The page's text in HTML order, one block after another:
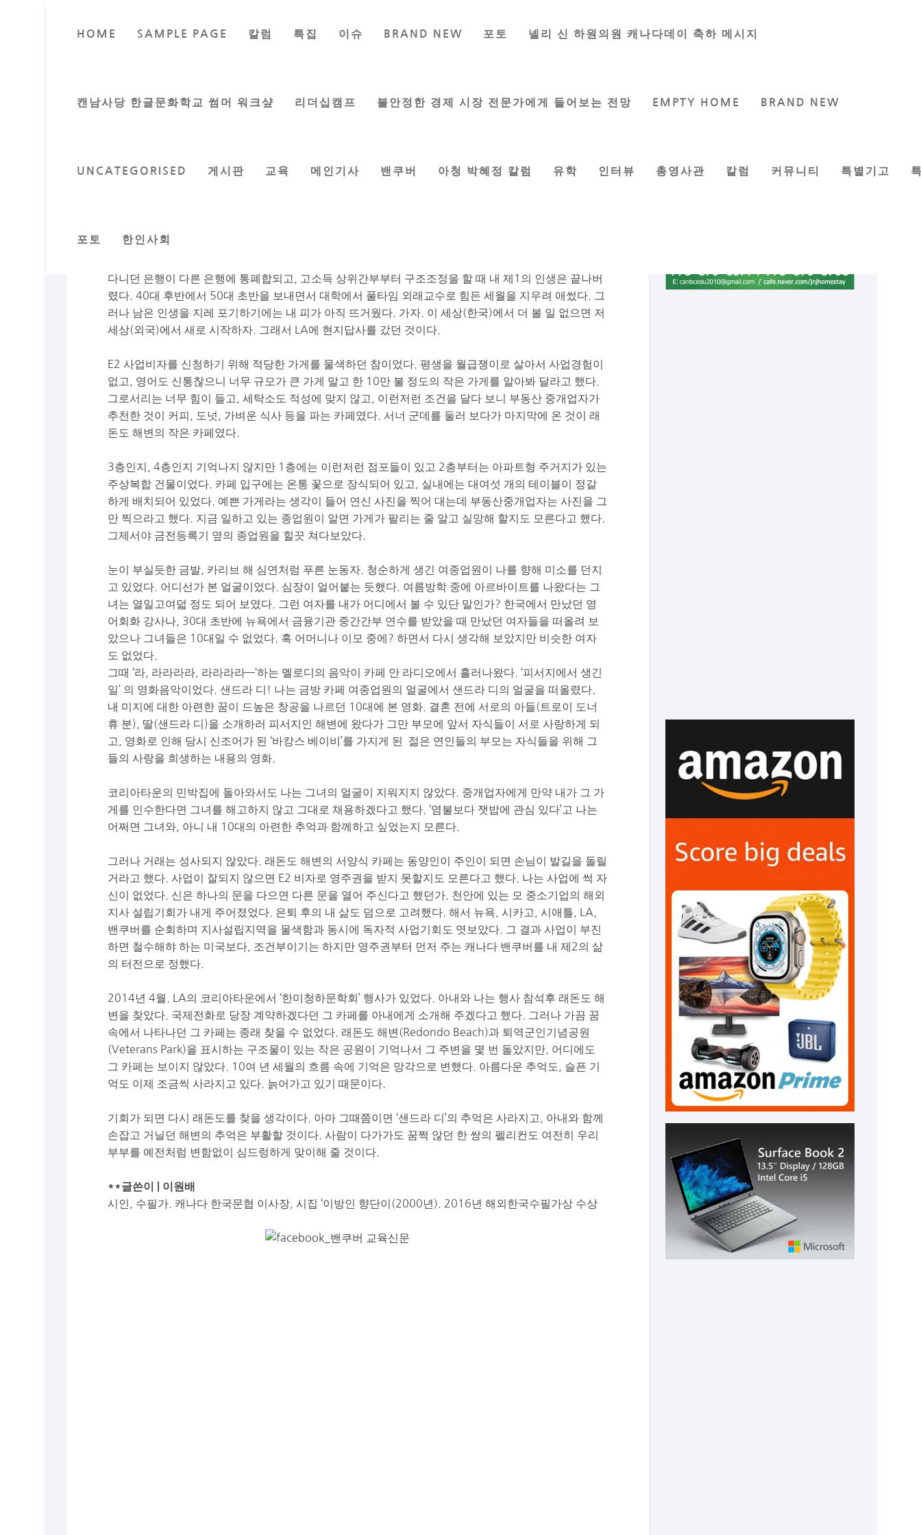
HOME SAMPLE PAGE 칼럼 특집 이슈 BRAND NEW 포토 넬리 신 하원의원 캐나다데이 축하 메시지
캔남사당 한글문화학교 썸머 워크샾 리더십캠프 불안정한 경제 시장 전문가에게 들어보는 전망 EMPTY HOME BRAND NEW
UNCATEGORISED 게시판 교육 메인기사 밴쿠버 아청 박혜정 칼럼 유학 인터뷰 총영사관 칼럼 커뮤니티 특별기고
포토 한인사회
Posted by 밴쿠버 교육신문 편집팀 Feb 15, 2018 |문인칼럼,칼럼
눈이 부실듯한 금발, 카리브 해 심연처럼 푸른 눈동자. 틀림없이 그녀였다. 내 눈을 의심하지 않을 수 없
래돈도 해변에 아주 아름답고 가격도 적당한 카페가 하나 나왔다고 해서 가 본 것이 2002년 여름. 제2의
다니던 은행이 다른 은행에 통폐합되고, 고소득 상위간부부터 구조조정을 할 때 내 제1의 인생은 끝나버
렸다. 40대 후반에서 50대 초반을 보내면서 대학에서 풀타임 외래교수로 힘든 세월을 지우려 애썼다. 그
러나 남은 인생을 지레 포기하기에는 내 피가 아직 뜨거웠다. 가자. 이 세상(한국)에서 더 볼 일 없으면 저
세상(외국)에서 새로 시작하자. 그래서 LA에 현지답사를 갔던 것이다.
E2 사업비자를 신청하기 위해 적당한 가게를 물색하던 참이었다. 평생을 월급쟁이로 살아서 사업경험이
없고, 영어도 신통찮으니 너무 규모가 큰 가게 말고 한 10만 불 정도의 작은 가게를 알아봐 달라고 했다.
그로서리는 너무 힘이 들고, 세탁소도 적성에 맞지 않고, 이런저런 조건을 달다 보니 부동산 중개업자가
추천한 것이 커피, 도넛, 가벼운 식사 등을 파는 카페였다. 서너 군데를 둘러 보다가 마지막에 온 것이 래
돈도 해변의 작은 카페였다.
3층인지, 4층인지 기억나지 않지만 1층에는 이런저런 점포들이 있고 2층부터는 아파트형 주거지가 있는
주상복합 건물이었다. 카페 입구에는 온통 꽃으로 장식되어 있고, 실내에는 대여섯 개의 테이블이 정갈
하게 배치되어 있었다. 예쁜 가게라는 생각이 들어 연신 사진을 찍어 대는데 부동산중개업자는 사진을 그
만 찍으라고 했다. 지금 일하고 있는 종업원이 알면 가게가 팔리는 줄 알고 실망해 할지도 모른다고 했다.
그제서야 금전등록기 옆의 종업원을 힐끗 쳐다보았다.
눈이 부실듯한 금발, 카리브 해 심연처럼 푸른 눈동자. 청순하게 생긴 여종업원이 나를 향해 미소를 던지
고 있었다. 어디선가 본 얼굴이었다. 심장이 얼어붙는 듯했다. 여름방학 중에 아르바이트를 나왔다는 그
녀는 열일고여덟 정도 되어 보였다. 그런 여자를 내가 어디에서 볼 수 있단 말인가? 한국에서 만났던 영
어회화 강사나, 30대 초반에 뉴욕에서 금융기관 중간간부 연수를 받았을 때 만났던 여자들을 떠올려 보
았으나 그녀들은 10대일 수 없었다. 혹 어머니나 이모 중에? 하면서 다시 생각해 보았지만 비슷한 여자
도 없었다.
그때 ‘라, 라라라라, 라라라라—‘하는 멜로디의 음악이 카페 안 라디오에서 흘러나왔다. ‘피서지에서 생긴
일’ 의 영화음악이었다. 샌드라 디! 나는 금방 카페 여종업원의 얼굴에서 샌드라 디의 얼굴을 떠올렸다.
내 미지에 대한 아련한 꿈이 드높은 창공을 나르던 10대에 본 영화. 결혼 전에 서로의 아들(트로이 도너
휴 분), 딸(샌드라 디)을 소개하러 피서지인 해변에 왔다가 그만 부모에 앞서 자식들이 서로 사랑하게 되
고, 영화로 인해 당시 신조어가 된 ‘바캉스 베이비’를 가지게 된 젊은 연인들의 부모는 자식들을 위해 그
들의 사랑을 희생하는 내용의 영화.
코리아타운의 민박집에 돌아와서도 나는 그녀의 얼굴이 지워지지 않았다. 중개업자에게 만약 내가 그 가
게를 인수한다면 그녀를 해고하지 않고 그대로 채용하겠다고 했다. ‘염불보다 잿밥에 관심 있다’고 나는
어쩌면 그녀와, 아니 내 10대의 아련한 추억과 함께하고 싶었는지 모른다.
그러나 거래는 성사되지 않았다. 래돈도 해변의 서양식 카페는 동양인이 주인이 되면 손님이 발길을 돌릴
거라고 했다. 사업이 잘되지 않으면 E2 비자로 영주권을 받지 못할지도 모른다고 했다. 나는 사업에 썩 자
신이 없었다. 신은 하나의 문을 다으면 다른 문을 열어 주신다고 했던가. 천안에 있는 모 중소기업의 해외
지사 설립기회가 내게 주어졌었다. 은퇴 후의 내 삶도 덤으로 고려했다. 해서 뉴욕, 시카고, 시애틀, LA,
밴쿠버를 순회하며 지사설립지역을 물색함과 동시에 독자적 사업기회도 엿보았다. 그 결과 사업이 부진
하면 철수해햐 하는 미국보다, 조건부이기는 하지만 영주권부터 먼저 주는 캐나다 밴쿠버를 내 제2의 삶
의 터전으로 정했다.
2014년 4월. LA의 코리아타운에서 ‘한미청하문학회’ 행사가 있었다. 아내와 나는 행사 참석후 래돈도 해
변을 찾았다. 국제전화로 당장 계약하겠다던 그 카페를 아내에게 소개해 주겠다고 했다. 그러나 가끔 꿈
속에서 나타나던 그 카페는 종래 찾을 수 없었다. 래돈도 해변(Redondo Beach)과 퇴역군인기념공원
(Veterans Park)을 표시하는 구조물이 있는 작은 공원이 기억나서 그 주변을 몇 번 돌았지만, 어디에도
그 카페는 보이지 않았다. 10여 년 세월의 흐름 속에 기억은 망각으로 변했다. 아름다운 추억도, 슬픈 기
억도 이제 조금씩 사라지고 있다. 늙어가고 있기 때문이다.
기회가 되면 다시 래돈도를 찾을 생각이다. 아마 그때쯤이면 ‘샌드라 디’의 추억은 사라지고, 아내와 함께
손잡고 거닐던 해변의 추억은 부활할 것이다. 사람이 다가가도 꿈쩍 않던 한 쌍의 펠리컨도 여전히 우리
부부를 예전처럼 변함없이 심드렁하게 맞이해 줄 것이다.
**글쓴이 | 이원배
시인, 수필가. 캐나다 한국문협 이사장, 시집 ‘이방인 향단이(2000년). 2016년 해외한국수필가상 수상